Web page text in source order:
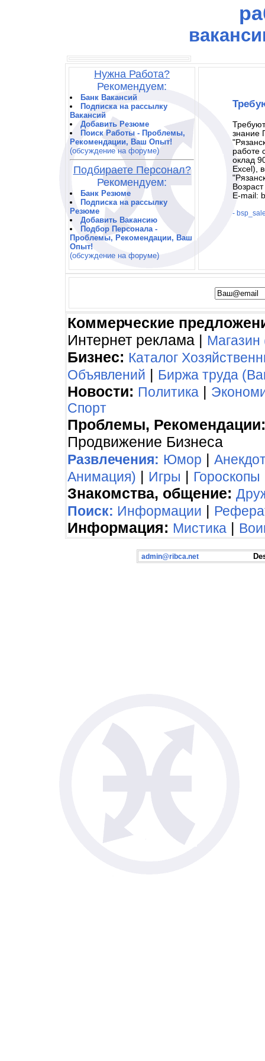
Нужна Работа?
Рекомендуем:
Банк Вакансий
Подписка на рассылку
Вакансий
Добавить Резюме
Поиск Работы - Проблемы,
Рекомендации, Ваш Опыт!
(обсуждение на форуме)
Подбираете Персонал?
Рекомендуем:
Банк Резюме
Подписка на рассылку
Резюме
Добавить Вакансию
Подбор Персонала -
Проблемы, Рекомендации, Ваш
Опыт!
(обсуждение на форуме)
знание
работе
оклад
Excel),
E-mail:
-
Коммерческие
Интернет реклама | Магазин
Бизнес: Каталог
Объявлений | Биржа труда
Новости: Политика |
Спорт
Проблемы, Рекомендации:
Продвижение Бизнеса
Развлечения: Юмор |
Анимация) | Игры | Гороскопы
Знакомства, общение:
Поиск: Информации |
Информация: Мистика |
admin@ribca.net